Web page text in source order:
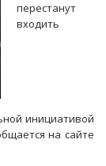
перестанут
входить
инициативой
на сайте